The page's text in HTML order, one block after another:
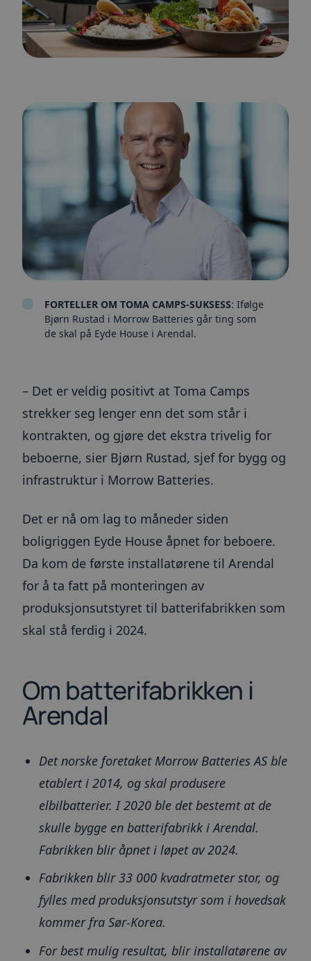
FORTELLER OM TOMA CAMPS-SUKSESS: Ifølge
Bjørn Rustad i Morrow Batteries går ting som
de skal på Eyde House i Arendal.
– Det er veldig positivt at Toma Camps
strekker seg lenger enn det som står i
kontrakten, og gjøre det ekstra trivelig for
beboerne, sier Bjørn Rustad, sjef for bygg og
infrastruktur i Morrow Batteries.
Det er nå om lag to måneder siden
boligriggen Eyde House åpnet for beboere.
Da kom de første installatørene til Arendal
for å ta fatt på monteringen av
produksjonsutstyret til batterifabrikken som
skal stå ferdig i 2024.
Om batterifabrikken i
Arendal
Det norske foretaket Morrow Batteries AS ble
etablert i 2014, og skal produsere
elbilbatterier. I 2020 ble det bestemt at de
skulle bygge en batterifabrikk i Arendal.
Fabrikken blir åpnet i løpet av 2024.
Fabrikken blir 33 000 kvadratmeter stor, og
fylles med produksjonsutstyr som i hovedsak
kommer fra Sør-Korea.
For best mulig resultat, blir installatørene av